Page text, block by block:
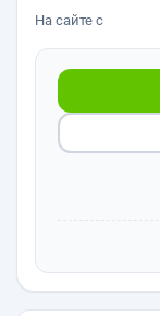
На сайте с